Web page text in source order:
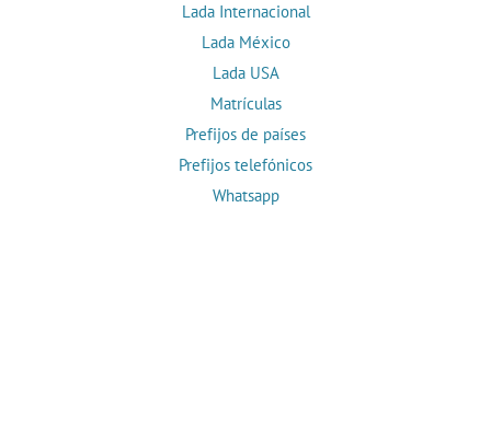
Lada Internacional
Lada México
Lada USA
Matrículas
Prefijos de países
Prefijos telefónicos
Whatsapp